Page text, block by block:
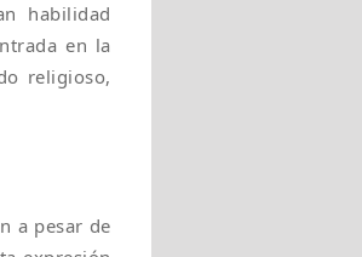
habilidad
en la
religioso,
a pesar de